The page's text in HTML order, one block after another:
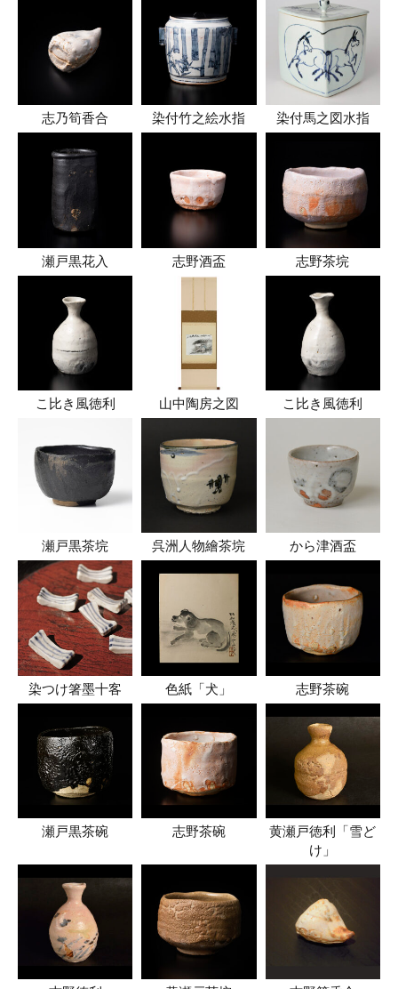
志乃筍香合 染付竹之絵水指 染付馬之図水指
瀬戸黒花入 志野酒盃 志野茶垸
こ比き風徳利 山中陶房之図 こ比き風徳利
瀬戸黒茶垸 呉洲人物繪茶垸 から津酒盃
染つけ箸墨十客 色紙「犬」 志野茶碗
瀬戸黒茶碗 志野茶碗
黄瀬戸徳利「雪ど
け」